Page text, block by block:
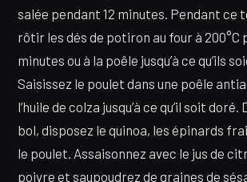
salée pendant 12 minutes. Pendant ce
rôtir les dés de potiron au four à 200°C
minutes ou à la poêle jusqu’à ce qu’ils
Saisissez le poulet dans une poêle
l’huile de colza jusqu’à ce qu’il soit doré.
bol, disposez le quinoa, les épinards
le poulet. Assaisonnez avec le jus de
poivre et saupoudrez de graines de